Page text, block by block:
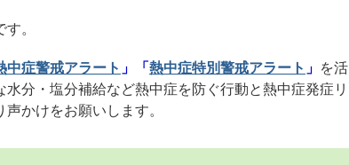
。
中症警戒アラート 」「 熱中症特別警戒アラート 」 を活
分・塩分補給など熱中症を防ぐ行動と熱中症発症リ
かけをお願いします。